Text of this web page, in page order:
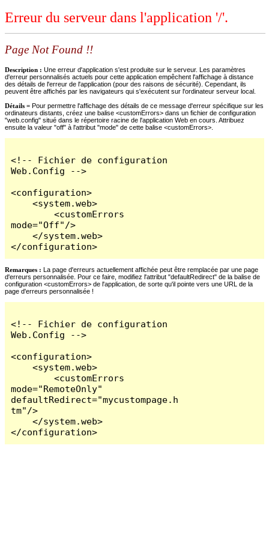
Erreur du serveur dans l'application '/'.
Page Not Found !!
Description : Une erreur d'application s'est produite sur le serveur. Les paramètres
d'erreur personnalisés actuels pour cette application empêchent l'affichage à distance
des détails de l'erreur de l'application (pour des raisons de sécurité). Cependant, ils
peuvent être affichés par les navigateurs qui s'exécutent sur l'ordinateur serveur local.
Détails = Pour permettre l'affichage des détails de ce message d'erreur spécifique sur les
ordinateurs distants, créez une balise <customErrors> dans un fichier de configuration
"web.config" situé dans le répertoire racine de l'application Web en cours. Attribuez
ensuite la valeur "off" à l'attribut "mode" de cette balise <customErrors>.
<!-- Fichier de configuration
Web.Config -->
<configuration>
    <system.web>
        <customErrors
mode="Off"/>
    </system.web>
</configuration>
Remarques : La page d'erreurs actuellement affichée peut être remplacée par une page
d'erreurs personnalisée. Pour ce faire, modifiez l'attribut "defaultRedirect" de la balise de
configuration <customErrors> de l'application, de sorte qu'il pointe vers une URL de la
page d'erreurs personnalisée !
<!-- Fichier de configuration
Web.Config -->
<configuration>
    <system.web>
        <customErrors
mode="RemoteOnly"
defaultRedirect="mycustompage.h
tm"/>
    </system.web>
</configuration>